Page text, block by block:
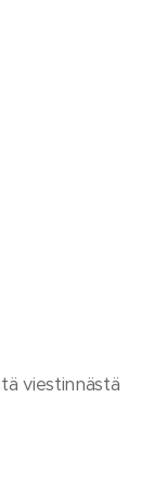
viestinnästä